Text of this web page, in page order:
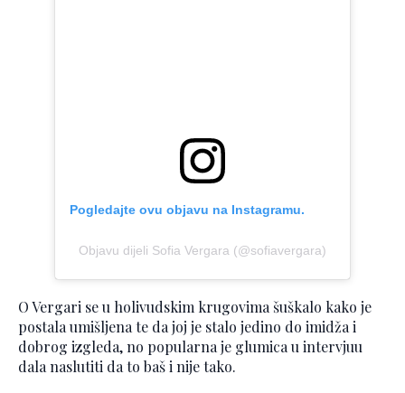
Pogledajte ovu objavu na Instagramu.
Objavu dijeli Sofia Vergara (@sofiavergara)
O Vergari se u holivudskim krugovima šuškalo kako je
postala umišljena te da joj je stalo jedino do imidža i
dobrog izgleda, no popularna je glumica u intervjuu
dala naslutiti da to baš i nije tako.